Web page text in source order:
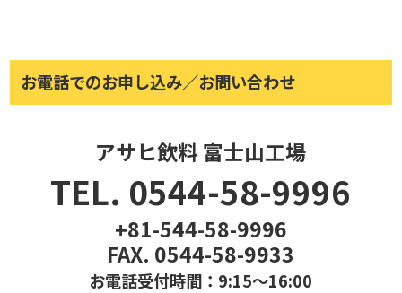
お電話でのお申し込み／お問い合わせ
アサヒ飲料 富士山工場
TEL. 0544-58-9996
+81-544-58-9996
FAX. 0544-58-9933
お電話受付時間：9:15～16:00